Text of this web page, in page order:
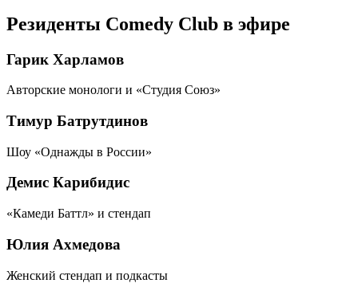
Резиденты Comedy Club в эфире
Гарик Харламов
Авторские монологи и «Студия Союз»
Тимур Батрутдинов
Шоу «Однажды в России»
Демис Карибидис
«Камеди Баттл» и стендап
Юлия Ахмедова
Женский стендап и подкасты